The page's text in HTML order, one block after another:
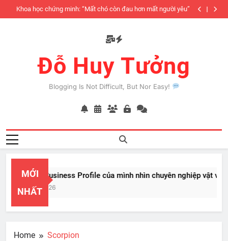
to
Khoa học chứng minh: “Mất chó còn đau hơn mất người yêu”
Đỗ Huy Tưởng
Blogging Is Not Difficult, But Nor Easy!
MỚI
NHẤT
PayPal Business Profile của mình nhìn chuyên nghiệp vật vã
Feb 22, 2026
Home Scorpion